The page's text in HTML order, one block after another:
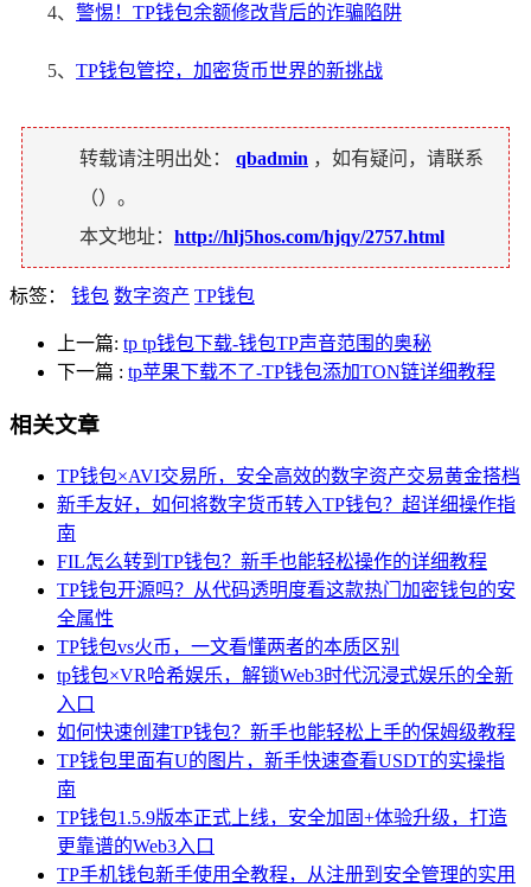
4、 警惕！TP钱包余额修改背后的诈骗陷阱
5、 TP钱包管控，加密货币世界的新挑战
转载请注明出处： qbadmin ，如有疑问，请联系
（）。
本文地址： http://hlj5hos.com/hjqy/2757.html
标签： 钱包 数字资产 TP钱包
上一篇: tp tp钱包下载-钱包TP声音范围的奥秘
下一篇 : tp苹果下载不了-TP钱包添加TON链详细教程
相关文章
TP钱包×AVI交易所，安全高效的数字资产交易黄金搭档
新手友好，如何将数字货币转入TP钱包？超详细操作指
南
FIL怎么转到TP钱包？新手也能轻松操作的详细教程
TP钱包开源吗？从代码透明度看这款热门加密钱包的安
全属性
TP钱包vs火币，一文看懂两者的本质区别
tp钱包×VR哈希娱乐，解锁Web3时代沉浸式娱乐的全新
入口
如何快速创建TP钱包？新手也能轻松上手的保姆级教程
TP钱包里面有U的图片，新手快速查看USDT的实操指
南
TP钱包1.5.9版本正式上线，安全加固+体验升级，打造
更靠谱的Web3入口
TP手机钱包新手使用全教程，从注册到安全管理的实用